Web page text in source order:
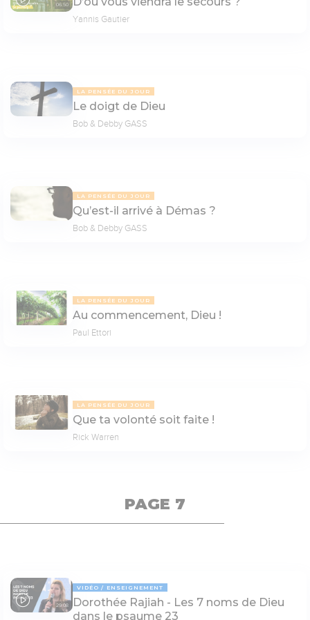
06:50
Yannis Gautier
LA PENSÉE DU JOUR
Le doigt de Dieu
Bob & Debby GASS
LA PENSÉE DU JOUR
Qu’est-il arrivé à Démas ?
Bob & Debby GASS
LA PENSÉE DU JOUR
Au commencement, Dieu !
Paul Ettori
LA PENSÉE DU JOUR
Que ta volonté soit faite !
Rick Warren
PAGE 7
29:08
VIDÉO ENSEIGNEMENT
Dorothée Rajiah - Les 7 noms de Dieu
dans le psaume 23